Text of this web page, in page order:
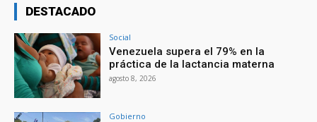
DESTACADO
Social
Venezuela supera el 79% en la
práctica de la lactancia materna
agosto 8, 2026
Gobierno